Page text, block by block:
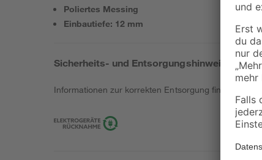
Poliertes Messing
Einbautiefe: 12 mm
Sicherheits- und Entsorgungshinweise
Informationen zur korrekten Entsorgung findest du